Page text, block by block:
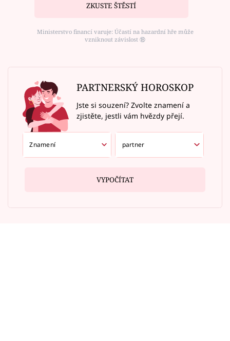
ZKUSTE ŠTĚSTÍ
Ministerstvo financí varuje: Účastí na hazardní hře může
vzniknout závislost ⑱
PARTNERSKÝ HOROSKOP
Jste si souzení? Zvolte znamení a
zjistěte, jestli vám hvězdy přejí.
VYPOČÍTAT